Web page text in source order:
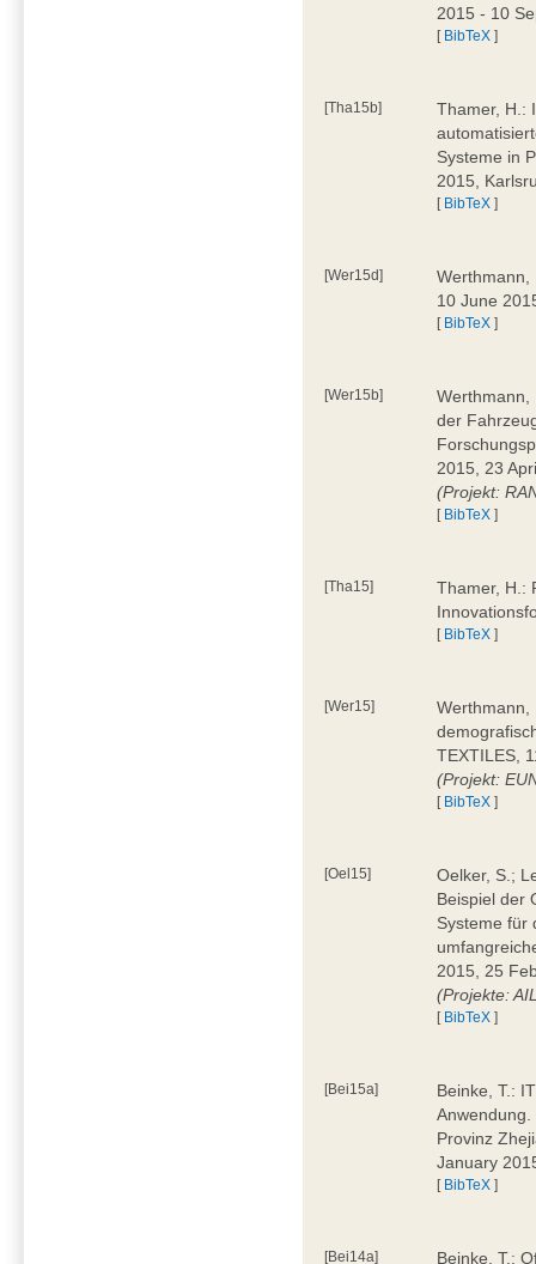
2015 - 10
[ BibTeX ]
[Tha15b]
Thamer, H.:
Systeme in
2015,
[ BibTeX ]
[Wer15d]
Werthmann,
10 June
[ BibTeX ]
[Wer15b]
Werthmann,
der
2015, 23
(Projekt:
[ BibTeX ]
[Tha15]
Thamer, H.:
[ BibTeX ]
[Wer15]
Werthmann,
TEXTILES,
(Projekt:
[ BibTeX ]
[Oel15]
Oelker, S.;
Beispiel der
Systeme für
2015, 25
(Projekte:
[ BibTeX ]
[Bei15a]
Beinke, T.:
Provinz
January
[ BibTeX ]
[Bei14a] Beinke, T.: